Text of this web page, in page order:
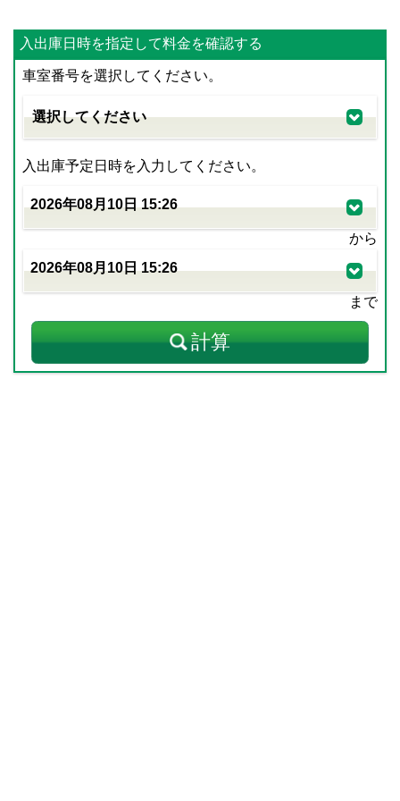
入出庫日時を指定して料金を確認する
車室番号を選択してください。
入出庫予定日時を入力してください。
から
まで
計算